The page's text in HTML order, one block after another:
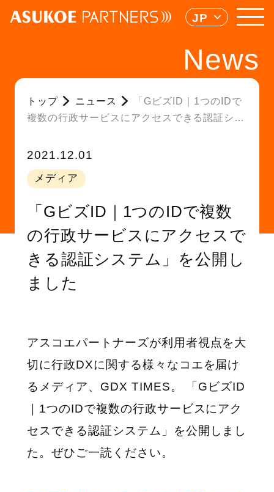
JP
News
トップ ニュース
「GビズID｜1つのIDで
複数の行政サービスにアクセスできる認証シス
2021.12.01
メディア
「GビズID｜1つのIDで複数
の行政サービスにアクセスで
きる認証システム」を公開し
ました
アスコエパートナーズが利用者視点を大
切に行政DXに関する様々なコエを届け
るメディア、GDX TIMES。 「GビズID
｜1つのIDで複数の行政サービスにアク
セスできる認証システム」を公開しまし
た。ぜひご一読ください。